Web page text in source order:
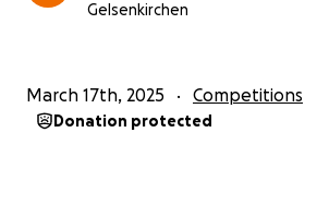
Gelsenkirchen
March 17th, 2025 Competitions
Donation protected